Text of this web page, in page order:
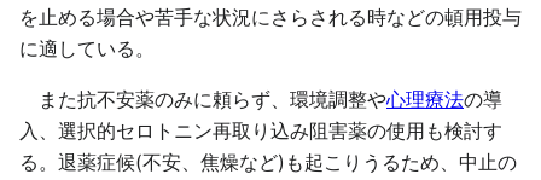
を止める場合や苦手な状況にさらされる時などの頓用投与
に適している。
また抗不安薬のみに頼らず、環境調整や心理療法の導
入、選択的セロトニン再取り込み阻害薬の使用も検討す
る。退薬症候(不安、焦燥など)も起こりうるため、中止の